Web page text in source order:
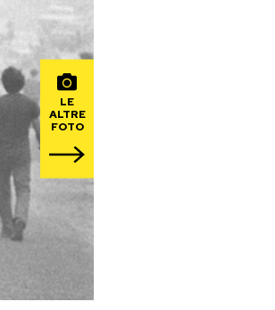
LE
ALTRE
FOTO